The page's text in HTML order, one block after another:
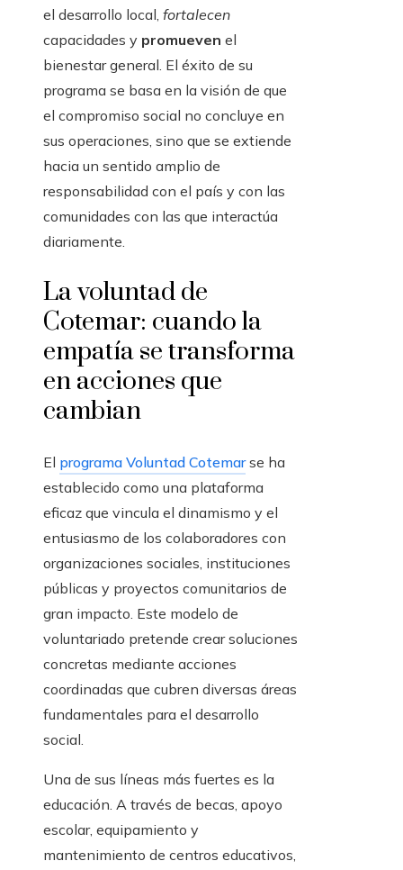
el desarrollo local, fortalecen
capacidades y promueven el
bienestar general. El éxito de su
programa se basa en la visión de que
el compromiso social no concluye en
sus operaciones, sino que se extiende
hacia un sentido amplio de
responsabilidad con el país y con las
comunidades con las que interactúa
diariamente.
La voluntad de
Cotemar: cuando la
empatía se transforma
en acciones que
cambian
El programa Voluntad Cotemarse ha
establecido como una plataforma
eficaz que vincula el dinamismo y el
entusiasmo de los colaboradores con
organizaciones sociales, instituciones
públicas y proyectos comunitarios de
gran impacto. Este modelo de
voluntariado pretende crear soluciones
concretas mediante acciones
coordinadas que cubren diversas áreas
fundamentales para el desarrollo
social.
Una de sus líneas más fuertes es la
educación. A través de becas, apoyo
escolar, equipamiento y
mantenimiento de centros educativos,